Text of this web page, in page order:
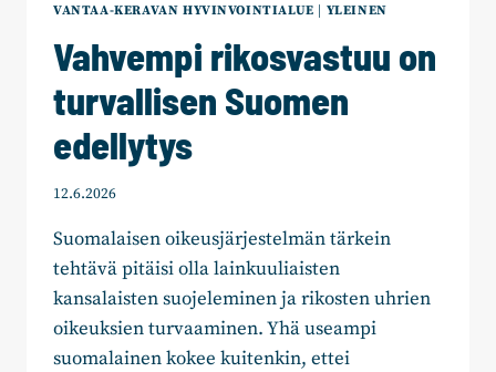
VANTAA-KERAVAN HYVINVOINTIALUE
YLEINEN
Vahvempi rikosvastuu on
turvallisen Suomen
edellytys
12.6.2026
Suomalaisen oikeusjärjestelmän tärkein
tehtävä pitäisi olla lainkuuliaisten
kansalaisten suojeleminen ja rikosten uhrien
oikeuksien turvaaminen. Yhä useampi
suomalainen kokee kuitenkin, ettei